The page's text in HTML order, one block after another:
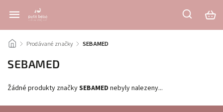
/ Prodávané značky / SEBAMED
SEBAMED
Žádné produkty značkySEBAMED nebyly nalezeny...